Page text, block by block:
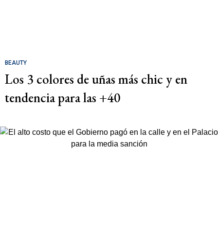
BEAUTY
Los 3 colores de uñas más chic y en
tendencia para las +40